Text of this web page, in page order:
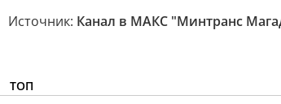
Источник: Канал в МАКС "Минтранс
ТОП